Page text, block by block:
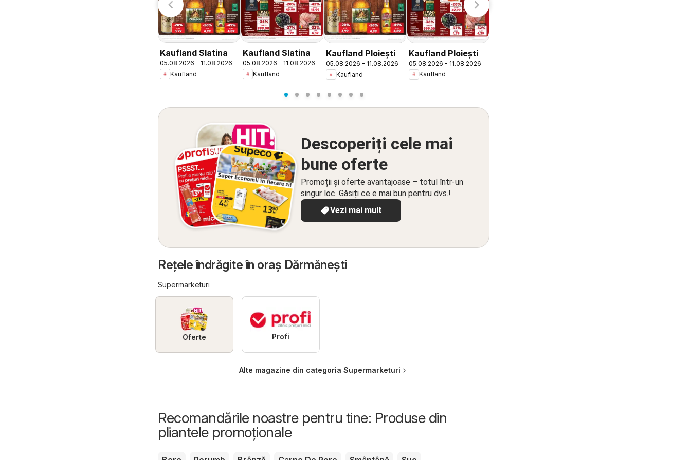
Kaufland Slatina
05.08.2026 - 11.08.2026
Kaufland
Kaufland Slatina
05.08.2026 - 11.08.2026
Kaufland
Kaufland Ploiești
05.08.2026 - 11.08.2026
Kaufland
Kaufland Ploiești
05.08.2026 - 11.08.2026
Kaufland
Descoperiți cele mai
bune oferte
Promoții și oferte avantajoase – totul într-un
singur loc. Găsiți ce e mai bun pentru dvs.!
Vezi mai mult
Reţele îndrăgite în oraş Dărmăneşti
Supermarketuri
Oferte Profi
Alte magazine din categoria Supermarketuri
Recomandările noastre pentru tine: Produse din
pliantele promoționale